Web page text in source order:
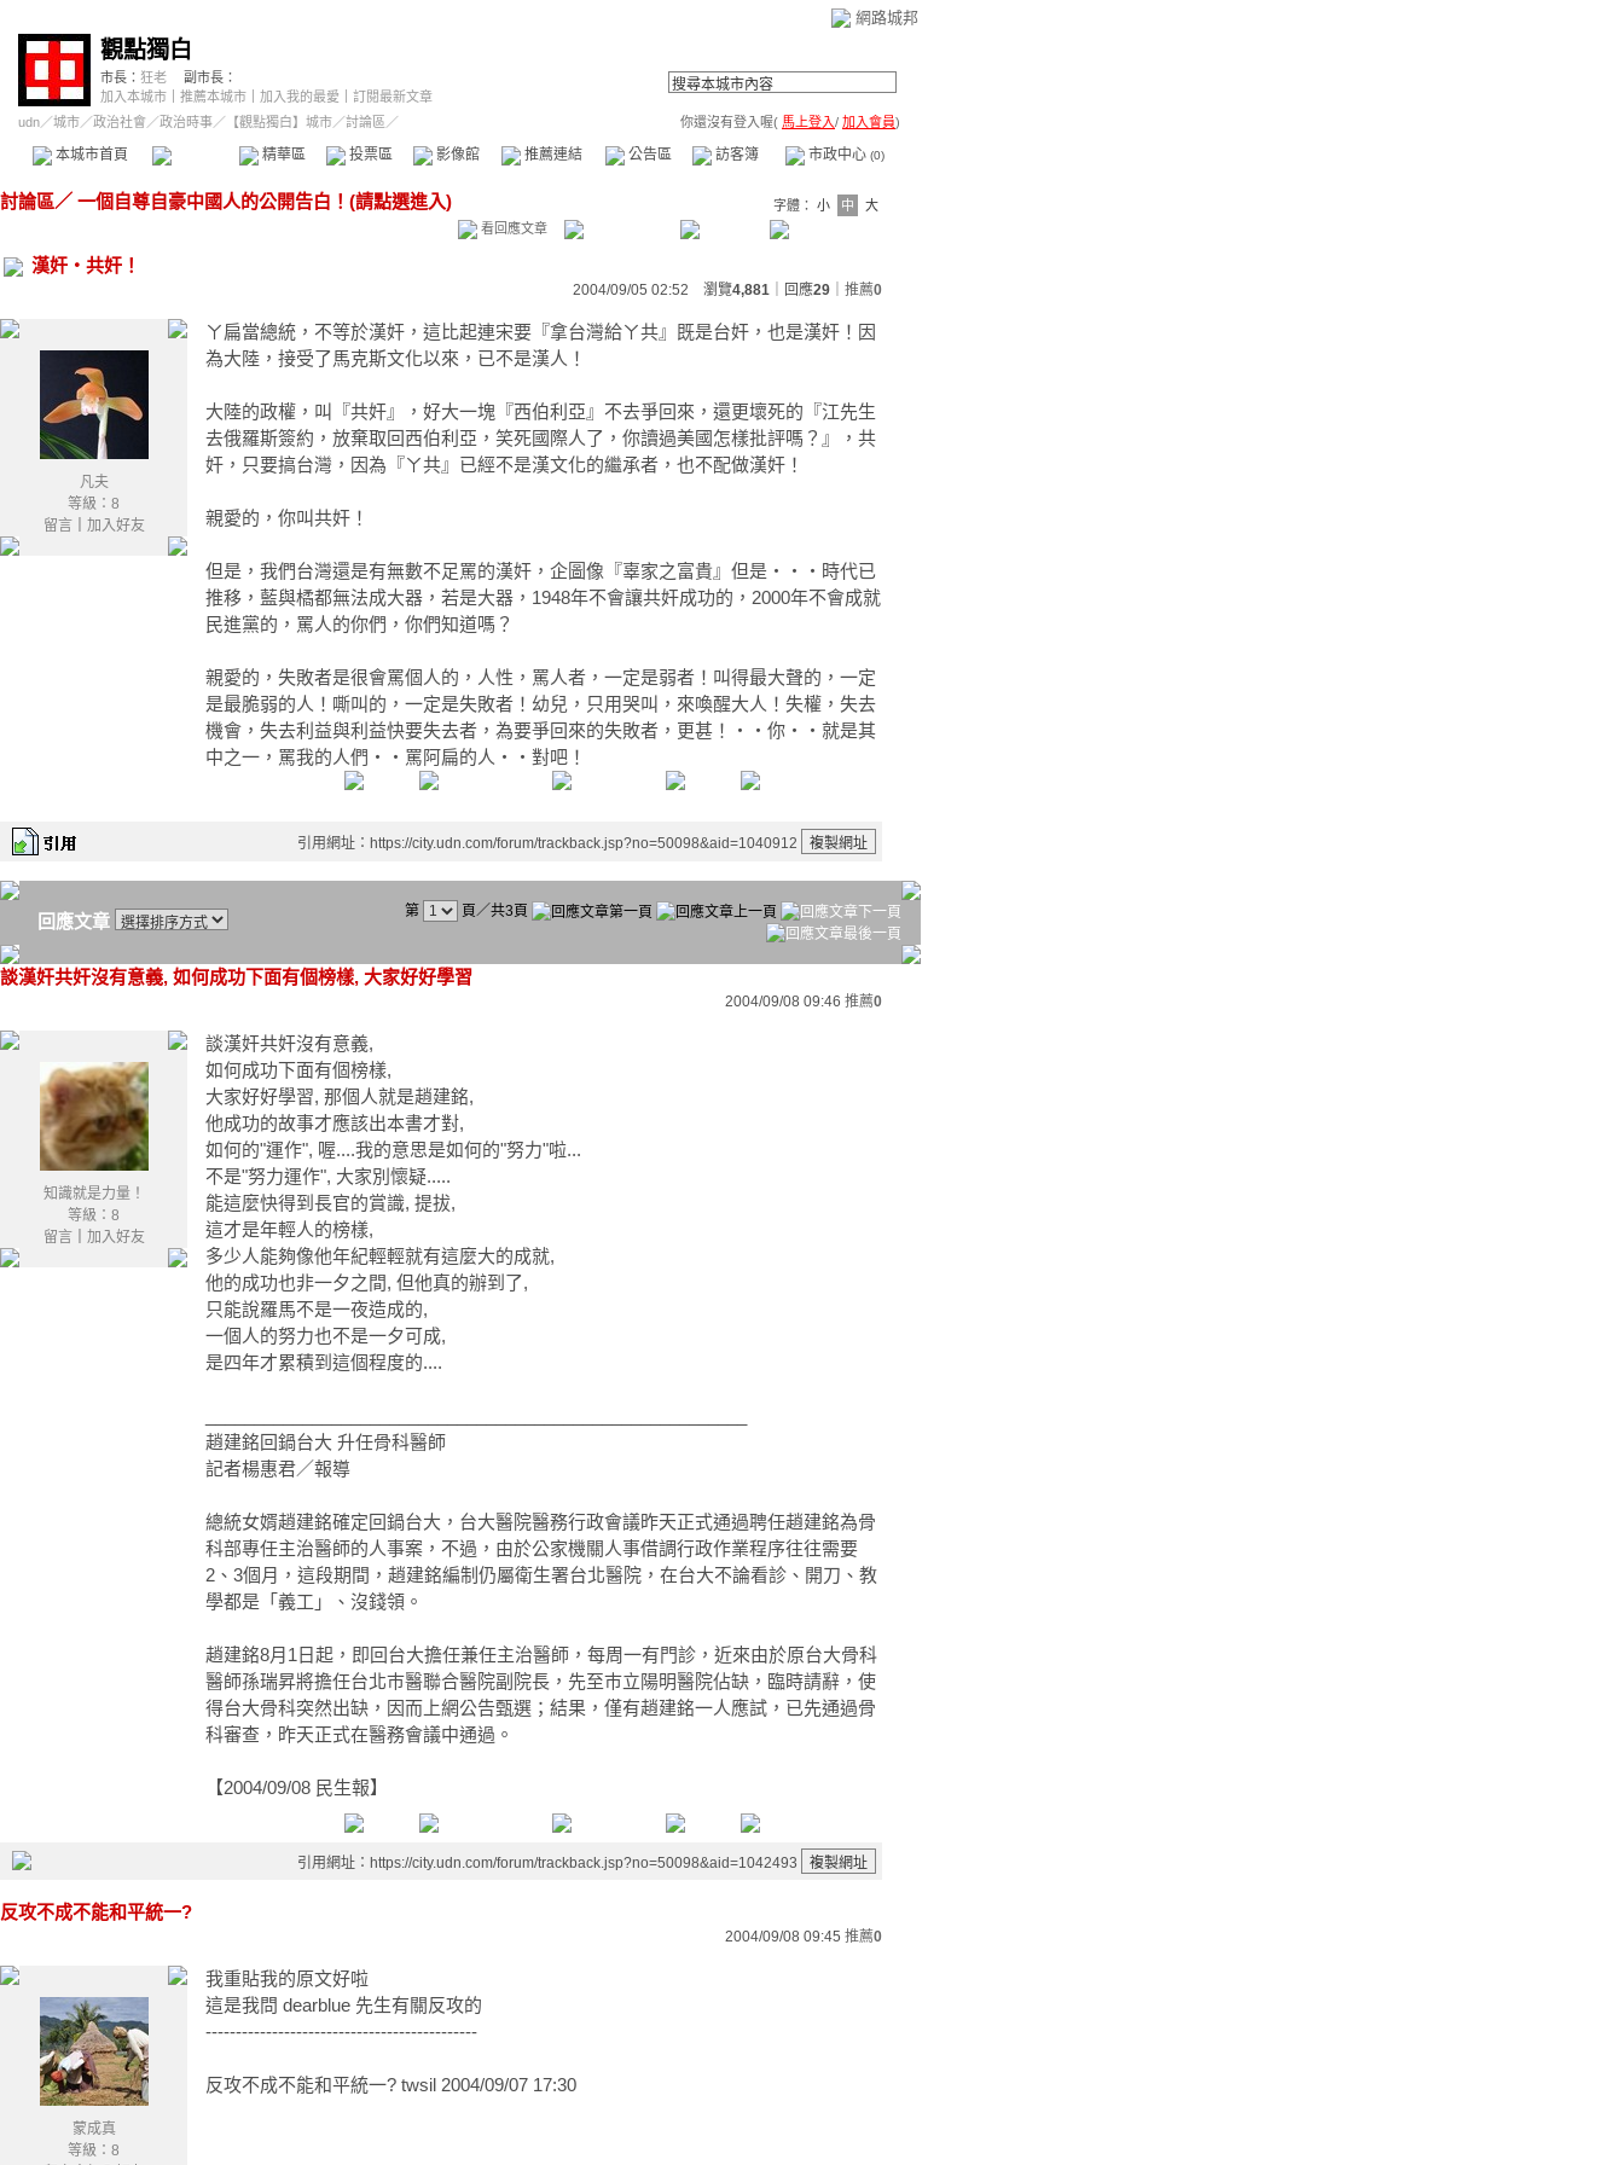
網路城邦
觀點獨白
市長： 狂老
副市長：
加入本城市
推薦本城市 加入我的最愛
訂閱最新文章
udn／城市／政治社會 ／政治時事／ 【觀點獨白】城市／討論區／ 你還沒有登入喔( 馬上登入/ 加入會員)
本城市首頁 精華區 投票區 影像館 推薦連結 公告區 訪客簿 市政中心 (0)
討論區／ 一個自尊自豪中國人的公開告白！(請點選進入) 字體： 小 中
大
看回應文章
漢奸‧共奸！
2004/09/05 02:52 瀏覽4,881 ｜回應29 推薦0
凡夫
等級：8
留言｜ 加入好友
ㄚ扁當總統，不等於漢奸，這比起連宋要『拿台灣給ㄚ共』既是台奸，也是漢奸！因
為大陸，接受了馬克斯文化以來，已不是漢人！
大陸的政權，叫『共奸』，好大一塊『西伯利亞』不去爭回來，還更壞死的『江先生
去俄羅斯簽約，放棄取回西伯利亞，笑死國際人了，你讀過美國怎樣批評嗎？』，共
奸，只要搞台灣，因為『ㄚ共』已經不是漢文化的繼承者，也不配做漢奸！
親愛的，你叫共奸！
但是，我們台灣還是有無數不足罵的漢奸，企圖像『辜家之富貴』但是‧‧‧時代已
推移，藍與橘都無法成大器，若是大器，1948年不會讓共奸成功的，2000年不會成就
民進黨的，罵人的你們，你們知道嗎？
親愛的，失敗者是很會罵個人的，人性，罵人者，一定是弱者！叫得最大聲的，一定
是最脆弱的人！嘶叫的，一定是失敗者！幼兒，只用哭叫，來喚醒大人！失權，失去
機會，失去利益與利益快要失去者，為要爭回來的失敗者，更甚！‧‧你‧‧就是其
中之一，罵我的人們‧‧罵阿扁的人‧‧對吧！
引用網址：https://city.udn.com/forum/trackback.jsp?no=50098&aid=1040912
回應文章 第 頁／共3頁
談漢奸共奸沒有意義, 如何成功下面有個榜樣, 大家好好學習
2004/09/08 09:46 推薦0
知識就是力量！
等級：8
留言｜ 加入好友
談漢奸共奸沒有意義,
如何成功下面有個榜樣,
大家好好學習, 那個人就是趙建銘,
他成功的故事才應該出本書才對,
如何的"運作", 喔....我的意思是如何的"努力"啦...
不是"努力運作", 大家別懷疑.....
能這麼快得到長官的賞識, 提拔,
這才是年輕人的榜樣,
多少人能夠像他年紀輕輕就有這麼大的成就,
他的成功也非一夕之間, 但他真的辦到了,
只能說羅馬不是一夜造成的,
一個人的努力也不是一夕可成,
是四年才累積到這個程度的....
趙建銘回鍋台大 升任骨科醫師
記者楊惠君／報導
總統女婿趙建銘確定回鍋台大，台大醫院醫務行政會議昨天正式通過聘任趙建銘為骨
科部專任主治醫師的人事案，不過，由於公家機關人事借調行政作業程序往往需要
2、3個月，這段期間，趙建銘編制仍屬衛生署台北醫院，在台大不論看診、開刀、教
學都是「義工」、沒錢領。
趙建銘8月1日起，即回台大擔任兼任主治醫師，每周一有門診，近來由於原台大骨科
醫師孫瑞昇將擔任台北巿醫聯合醫院副院長，先至巿立陽明醫院佔缺，臨時請辭，使
得台大骨科突然出缺，因而上網公告甄選；結果，僅有趙建銘一人應試，已先通過骨
科審查，昨天正式在醫務會議中通過。
【2004/09/08 民生報】
引用網址：https://city.udn.com/forum/trackback.jsp?no=50098&aid=1042493
反攻不成不能和平統一?
2004/09/08 09:45 推薦0
蒙成真
等級：8
我重貼我的原文好啦
這是我問 dearblue 先生有關反攻的
---------------------------------------------
反攻不成不能和平統一? twsil 2004/09/07 17:30